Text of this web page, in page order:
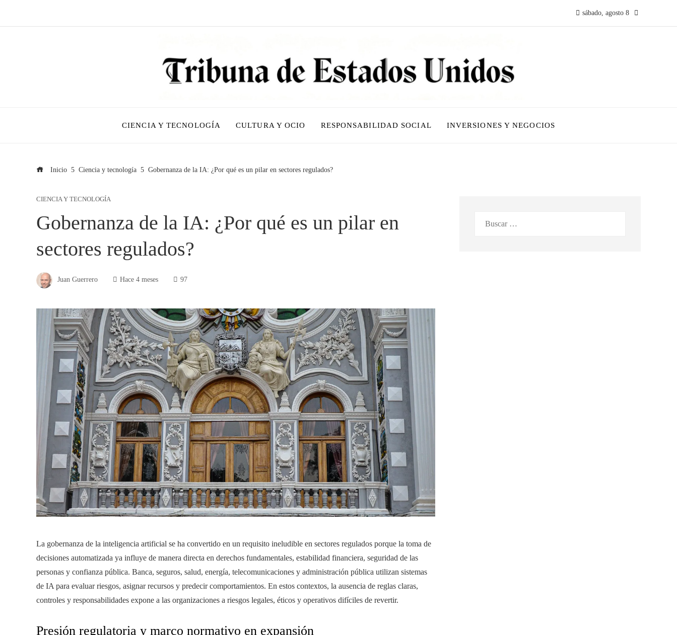
sábado, agosto 8
CIENCIA Y TECNOLOGÍA CULTURA Y OCIO RESPONSABILIDAD SOCIAL INVERSIONES Y NEGOCIOS
Inicio Ciencia y tecnología Gobernanza de la IA: ¿Por qué es un pilar en sectores regulados?
CIENCIA Y TECNOLOGÍA
Gobernanza de la IA: ¿Por qué es un pilar en
sectores regulados?
Juan Guerrero Hace 4 meses 97
La gobernanza de la inteligencia artificial se ha convertido en un requisito ineludible en sectores regulados porque la toma de
decisiones automatizada ya influye de manera directa en derechos fundamentales, estabilidad financiera, seguridad de las
personas y confianza pública. Banca, seguros, salud, energía, telecomunicaciones y administración pública utilizan sistemas
de IA para evaluar riesgos, asignar recursos y predecir comportamientos. En estos contextos, la ausencia de reglas claras,
controles y responsabilidades expone a las organizaciones a riesgos legales, éticos y operativos difíciles de revertir.
Presión regulatoria y marco normativo en expansión